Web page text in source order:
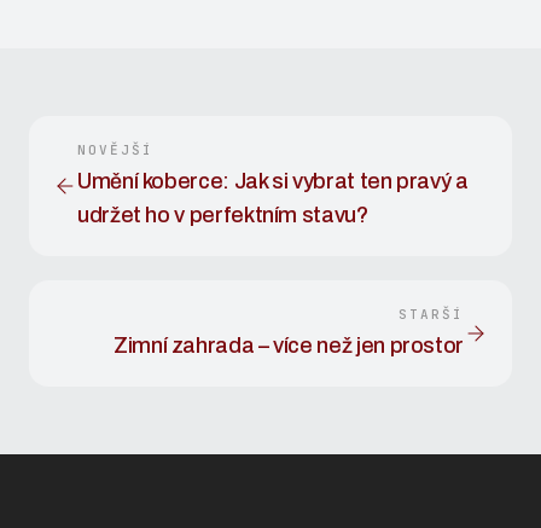
NOVĚJŠÍ
Umění koberce: Jak si vybrat ten pravý a
udržet ho v perfektním stavu?
STARŠÍ
Zimní zahrada – více než jen prostor